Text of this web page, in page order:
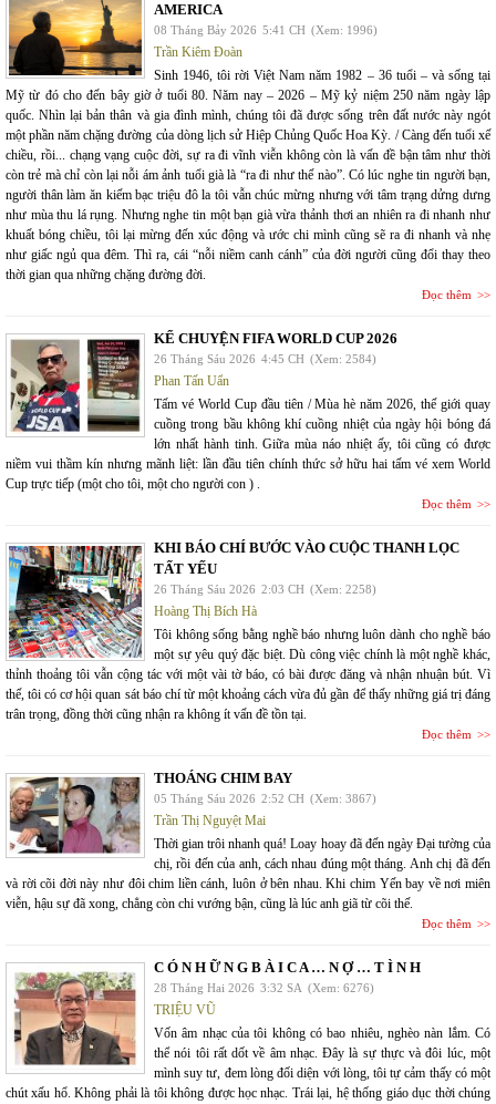
AMERICA
08 Tháng Bảy 2026 5:41 CH (Xem: 1996)
Trần Kiêm Đoàn
Sinh 1946, tôi rời Việt Nam năm 1982 – 36 tuổi – và sống tại
Mỹ từ đó cho đến bây giờ ở tuổi 80. Năm nay – 2026 – Mỹ kỷ niệm 250 năm ngày lập
quốc. Nhìn lại bản thân và gia đình mình, chúng tôi đã được sống trên đất nước này ngót
một phần năm chặng đường của dòng lịch sử Hiệp Chủng Quốc Hoa Kỳ. / Càng đến tuổi xế
chiều, rồi... chạng vạng cuộc đời, sự ra đi vĩnh viễn không còn là vấn đề bận tâm như thời
còn trẻ mà chỉ còn lại nỗi ám ảnh tuổi già là “ra đi như thế nào”. Có lúc nghe tin người bạn,
người thân làm ăn kiếm bạc triệu đô la tôi vẫn chúc mừng nhưng với tâm trạng dửng dưng
như mùa thu lá rụng. Nhưng nghe tin một bạn già vừa thảnh thơi an nhiên ra đi nhanh như
khuất bóng chiều, tôi lại mừng đến xúc động và ước chi mình cũng sẽ ra đi nhanh và nhẹ
như giấc ngủ qua đêm. Thì ra, cái “nỗi niềm canh cánh” của đời người cũng đổi thay theo
thời gian qua những chặng đường đời.
Đọc thêm
KỂ CHUYỆN FIFA WORLD CUP 2026
26 Tháng Sáu 2026 4:45 CH (Xem: 2584)
Phan Tấn Uẩn
Tấm vé World Cup đầu tiên / Mùa hè năm 2026, thế giới quay
cuồng trong bầu không khí cuồng nhiệt của ngày hội bóng đá
lớn nhất hành tinh. Giữa mùa náo nhiệt ấy, tôi cũng có được
niềm vui thầm kín nhưng mãnh liệt: lần đầu tiên chính thức sở hữu hai tấm vé xem World
Cup trực tiếp (một cho tôi, một cho người con ) .
Đọc thêm
KHI BÁO CHÍ BƯỚC VÀO CUỘC THANH LỌC
TẤT YẾU
26 Tháng Sáu 2026 2:03 CH (Xem: 2258)
Hoàng Thị Bích Hà
Tôi không sống bằng nghề báo nhưng luôn dành cho nghề báo
một sự yêu quý đặc biệt. Dù công việc chính là một nghề khác,
thỉnh thoảng tôi vẫn cộng tác với một vài tờ báo, có bài được đăng và nhận nhuận bút. Vì
thế, tôi có cơ hội quan sát báo chí từ một khoảng cách vừa đủ gần để thấy những giá trị đáng
trân trọng, đồng thời cũng nhận ra không ít vấn đề tồn tại.
Đọc thêm
THOÁNG CHIM BAY
05 Tháng Sáu 2026 2:52 CH (Xem: 3867)
Trần Thị Nguyệt Mai
Thời gian trôi nhanh quá! Loay hoay đã đến ngày Đại tường của
chị, rồi đến của anh, cách nhau đúng một tháng. Anh chị đã đến
và rời cõi đời này như đôi chim liền cánh, luôn ở bên nhau. Khi chim Yến bay về nơi miên
viễn, hậu sự đã xong, chẳng còn chi vướng bận, cũng là lúc anh giã từ cõi thế.
Đọc thêm
C Ó N H Ữ N G B À I C A … N Ợ … T Ì N H
28 Tháng Hai 2026 3:32 SA (Xem: 6276)
TRIỆU VŨ
Vốn âm nhạc của tôi không có bao nhiêu, nghèo nàn lắm. Có
thể nói tôi rất dốt về âm nhạc. Đây là sự thực và đôi lúc, một
mình suy tư, đem lòng đối diện với lòng, tôi tự cảm thấy có một
chút xấu hổ. Không phải là tôi không được học nhạc. Trái lại, hệ thống giáo dục thời chúng